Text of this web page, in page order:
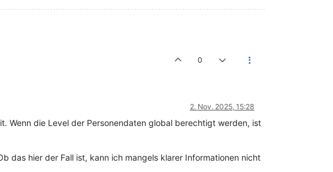
0
2. Nov. 2025, 15:28
Wenn die Level der Personendaten global berechtigt werden, ist
das hier der Fall ist, kann ich mangels klarer Informationen nicht